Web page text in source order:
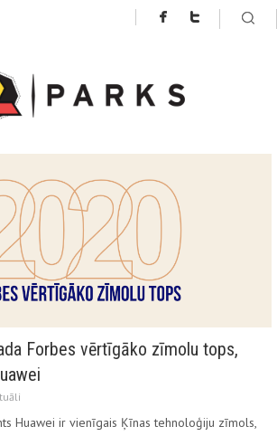
Forbes vērtīgāko zīmolu tops,
Huawei ir vienīgais Ķīnas tehnoloģiju zīmols,